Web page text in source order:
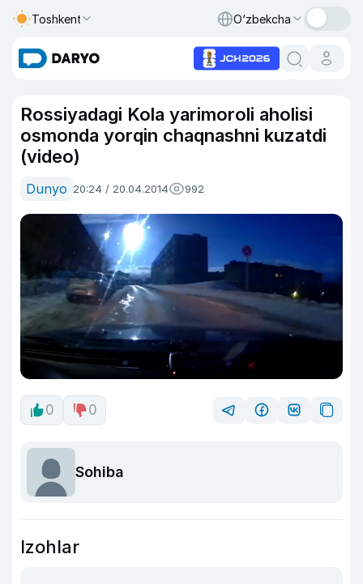
Toshkent O‘zbekcha
Rossiyadagi Kola yarimoroli aholisi
osmonda yorqin chaqnashni kuzatdi
(video)
Dunyo 20:24 / 20.04.2014 992
0 0
Sohiba
Izohlar